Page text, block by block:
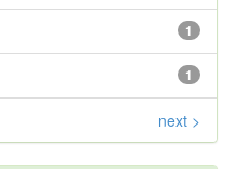
1
1
next >